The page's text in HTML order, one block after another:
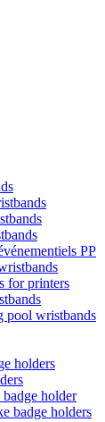
PP
for printers
pool wristbands
holders
holder
badge holders